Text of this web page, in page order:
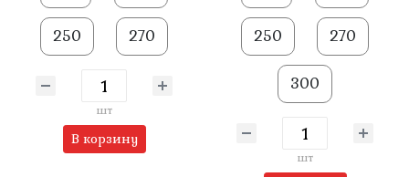
250 270
шт
В корзину
250 270
300
шт